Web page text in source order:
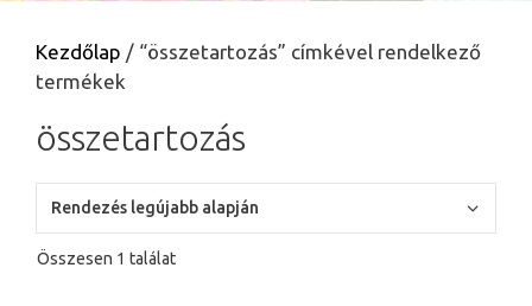
Kezdőlap / “összetartozás” címkével rendelkező
termékek
összetartozás
Összesen 1 találat